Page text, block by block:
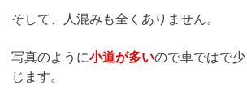
そして、人混みも全くありません。
写真のように小道が多いので車ではで
じます。